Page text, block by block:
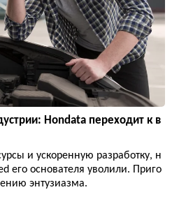
Hondata переходит к в
и ускоренную разработку, н
его основателя уволили. Приго
энтузиазма.